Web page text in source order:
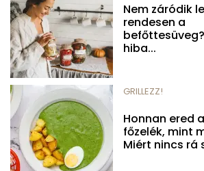
Nem záródik le
rendesen a
befőttesüveg?
hiba...
GRILLEZZ!
Honnan ered a
főzelék, mint
Miért nincs rá